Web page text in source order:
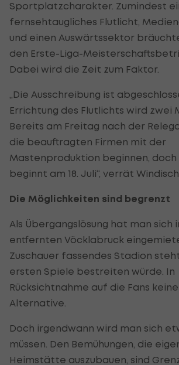
Sportplatzcharakter. Zumindest
fernsehtaugliches Flutlicht,
und einen Auswärtssektor
den Erste-Liga-
Dabei wird die Zeit zum Faktor.
„Die Ausschreibung ist
Errichtung des Flutlichts wird zwei
Bereits am Freitag nach der
die beauftragten Firmen mit der
Mastenproduktion beginnen, doch
beginnt am 18. Juli“, verrät
Die Möglichkeiten sind begrenzt
Als Übergangslösung hat man sich
entfernten Vöcklabruck
Zuschauer fassendes Stadion
ersten Spiele bestreiten würde. In
Rücksichtnahme auf die Fans
Alternative.
Doch irgendwann wird man sich
müssen. Den Bemühungen, die
Heimstätte auszubauen, sind